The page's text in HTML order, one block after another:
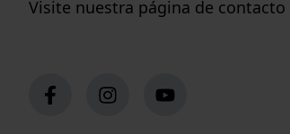
Visite nuestra página de contacto